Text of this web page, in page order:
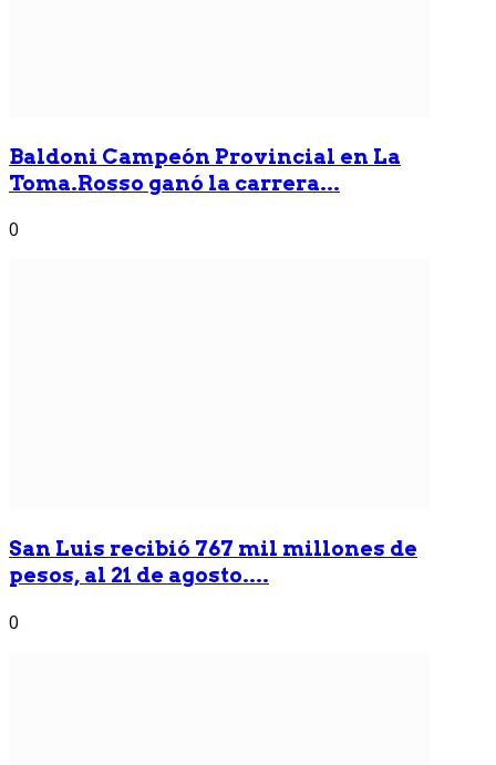
Baldoni Campeón Provincial en La
Toma.Rosso ganó la carrera...
0
San Luis recibió 767 mil millones de
pesos, al 21 de agosto....
0